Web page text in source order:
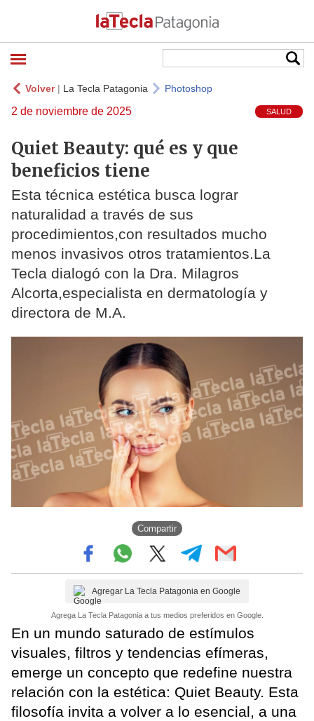
Volver| La Tecla Patagonia Photoshop
2 de noviembre de 2025 SALUD
Quiet Beauty: qué es y que
beneficios tiene
Esta técnica estética busca lograr
naturalidad a través de sus
procedimientos,con resultados mucho
menos invasivos otros tratamientos.La
Tecla dialogó con la Dra. Milagros
Alcorta,especialista en dermatología y
directora de M.A.
Compartir
Agregar La Tecla Patagonia en Google
Agrega La Tecla Patagonia a tus medios preferidos en Google.
En un mundo saturado de estímulos
visuales, filtros y tendencias efímeras,
emerge un concepto que redefine nuestra
relación con la estética: Quiet Beauty. Esta
filosofía invita a volver a lo esencial, a una